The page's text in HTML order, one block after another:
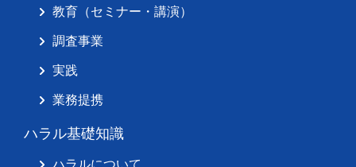
教育（セミナー・講演）
調査事業
実践
業務提携
ハラル基礎知識
ハラルについて